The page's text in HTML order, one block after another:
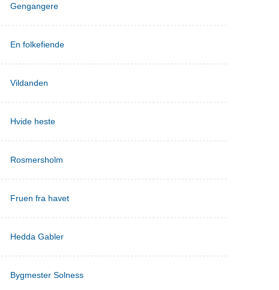
Gengangere
En folkefiende
Vildanden
Hvide heste
Rosmersholm
Fruen fra havet
Hedda Gabler
Bygmester Solness